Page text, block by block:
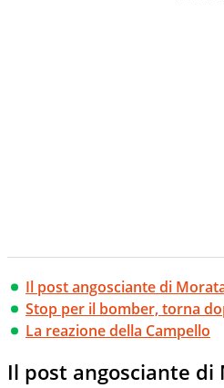
Il post angosciante di
Stop per il bomber, torna
La reazione della Campello
Il post angosciante di